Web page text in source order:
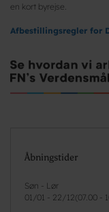
en kort byrejse.
Afbestillingsregler for
Åbningstider
Søn - Lør
01/01 - 22/12( 07.00 -